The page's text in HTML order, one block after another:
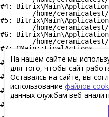
На нашем сайте мы
для того, чтобы сайт
Оставаясь на сайте, вы
использование файлов
данных службам веб-
#4: Bitrix\Main\Application-
#5:
#6:
#7: CMain::FinalActions
	/home/ceramicatest/www/bitrix/modules/main/include/epilog_after.php:61
#8: require(string)
	/home/ceramicatest/www/bitrix/modules/main/include/epilog.php:3
#9: require_once(string)
	/home/ceramicatest/www/bitrix/footer.php:4
#10: require(string)
	/home/ceramicatest/sanitary/product/index.php:317
#11: include_once(string)